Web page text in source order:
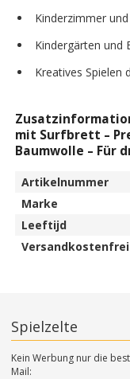
Kinderzimmer
Kindergärten und
Kreatives Spielen
mit Surfbrett –
Baumwolle – Für
Artikelnummer
Marke
Leeftijd
Versandkostenfrei
Spielzelte
Kein Werbung nur die
Mail: